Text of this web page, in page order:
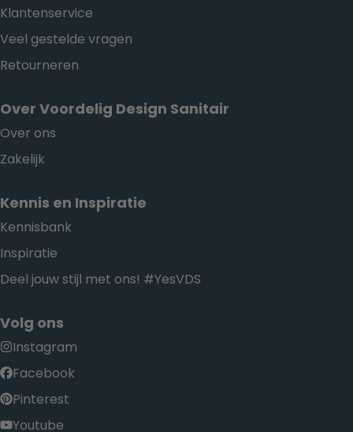
Klantenservice
Veel gestelde vragen
Retourneren
Over Voordelig Design Sanitair
Over ons
Zakelijk
Kennis en Inspiratie
Kennisbank
Inspiratie
Deel jouw stijl met ons! #YesVDS
Volg ons
Instagram
Facebook
Pinterest
Youtube